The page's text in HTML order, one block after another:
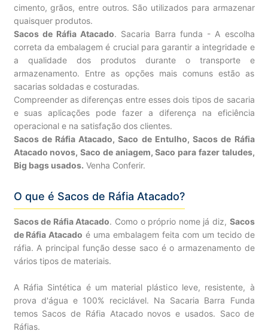
cimento, grãos, entre outros. São utilizados para armazenar
quaisquer produtos.
Sacos de Ráfia Atacado. Sacaria Barra funda - A escolha
correta da embalagem é crucial para garantir a integridade e
a qualidade dos produtos durante o transporte e
armazenamento. Entre as opções mais comuns estão as
sacarias soldadas e costuradas.
Compreender as diferenças entre esses dois tipos de sacaria
e suas aplicações pode fazer a diferença na eficiência
operacional e na satisfação dos clientes.
Sacos de Ráfia Atacado, Saco de Entulho, Sacos de Ráfia
Atacado novos, Saco de aniagem, Saco para fazer taludes,
Big bags usados. Venha Conferir.
O que é Sacos de Ráfia Atacado?
Sacos de Ráfia Atacado. Como o próprio nome já diz, Sacos
de Ráfia Atacado é uma embalagem feita com um tecido de
ráfia. A principal função desse saco é o armazenamento de
vários tipos de materiais.
A Ráfia Sintética é um material plástico leve, resistente, à
prova d'água e 100% reciclável. Na Sacaria Barra Funda
temos Sacos de Ráfia Atacado novos e usados. Saco de
Ráfias.